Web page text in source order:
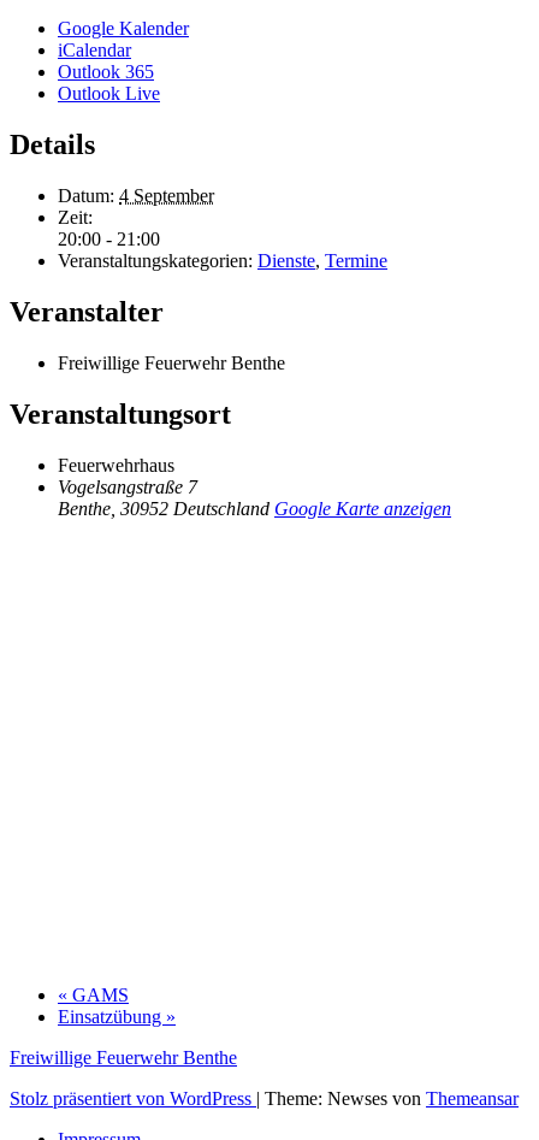
Google Kalender
iCalendar
Outlook 365
Outlook Live
Details
Datum: 4 September
Zeit:
20:00 - 21:00
Veranstaltungskategorien: Dienste, Termine
Veranstalter
Freiwillige Feuerwehr Benthe
Veranstaltungsort
Feuerwehrhaus
Vogelsangstraße 7
Benthe 30952 Deutschland Google Karte anzeigen
« GAMS
Einsatzübung »
Freiwillige Feuerwehr Benthe
Stolz präsentiert von WordPress | Theme: Newses von Themeansar